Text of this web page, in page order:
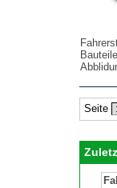
Seite